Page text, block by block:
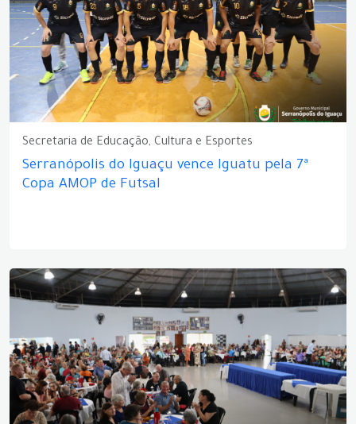
Secretaria de Educação, Cultura e Esportes
Serranópolis do Iguaçu vence Iguatu pela 7ª
Copa AMOP de Futsal